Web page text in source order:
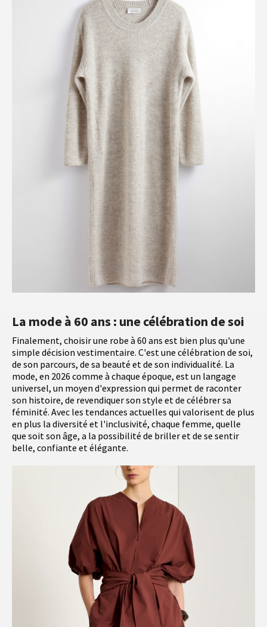
La mode à 60 ans : une célébration de soi
Finalement, choisir une robe à 60 ans est bien plus qu'une
simple décision vestimentaire. C'est une célébration de soi,
de son parcours, de sa beauté et de son individualité. La
mode, en 2026 comme à chaque époque, est un langage
universel, un moyen d'expression qui permet de raconter
son histoire, de revendiquer son style et de célébrer sa
féminité. Avec les tendances actuelles qui valorisent de plus
en plus la diversité et l'inclusivité, chaque femme, quelle
que soit son âge, a la possibilité de briller et de se sentir
belle, confiante et élégante.